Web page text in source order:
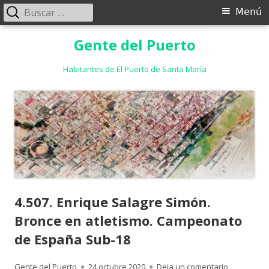
Gente del Puerto
Habitantes de El Puerto de Santa María
Menú
Menú
Buscar:
4.507. Enrique Salagre Simón.
Bronce en atletismo. Campeonato
de España Sub-18
Autor
Gente del Puerto Publicado
24 octubre 2020 Deja un comentario